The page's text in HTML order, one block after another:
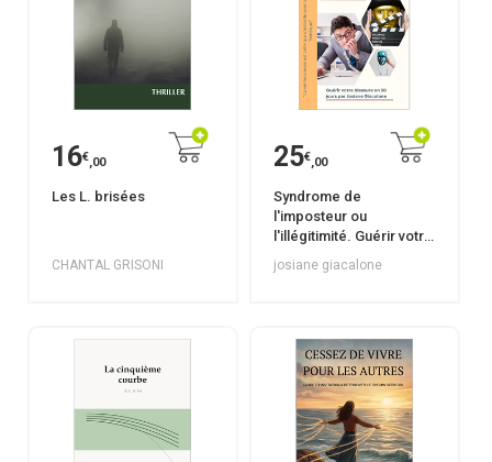
16€,00
Les L. brisées
CHANTAL GRISONI
25€,00
Syndrome de
l'imposteur ou
l'illégitimité. Guérir votre
blessure en 30 jours.
josiane giacalone